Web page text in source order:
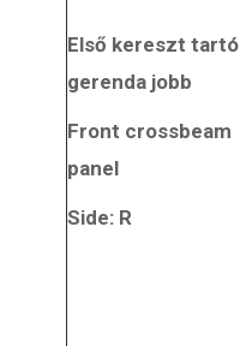
Első kereszt tartó
gerenda jobb
Front crossbeam
panel
Side: R